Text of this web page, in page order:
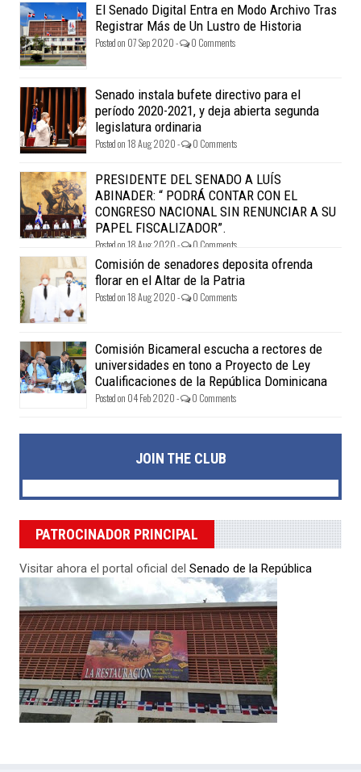
El Senado Digital Entra en Modo Archivo Tras
Registrar Más de Un Lustro de Historia
Posted on 07 Sep 2020 - 0 Comments
Senado instala bufete directivo para el
período 2020-2021, y deja abierta segunda
legislatura ordinaria
Posted on 18 Aug 2020 - 0 Comments
PRESIDENTE DEL SENADO A LUÍS
ABINADER: “ PODRÁ CONTAR CON EL
CONGRESO NACIONAL SIN RENUNCIAR A SU
PAPEL FISCALIZADOR”.
Posted on 18 Aug 2020 - 0 Comments
Comisión de senadores deposita ofrenda
florar en el Altar de la Patria
Posted on 18 Aug 2020 - 0 Comments
Comisión Bicameral escucha a rectores de
universidades en tono a Proyecto de Ley
Cualificaciones de la República Dominicana
Posted on 04 Feb 2020 - 0 Comments
JOIN THE CLUB
PATROCINADOR PRINCIPAL
Visitar ahora el portal oficial del Senado de la República